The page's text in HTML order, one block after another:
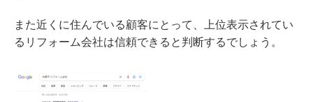
また近くに住んでいる顧客にとって、上位表示されてい
るリフォーム会社は信頼できると判断するでしょう。